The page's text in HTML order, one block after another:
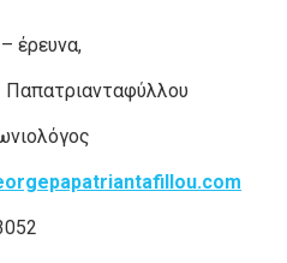
έρευνα,
Παπατριανταφύλλου